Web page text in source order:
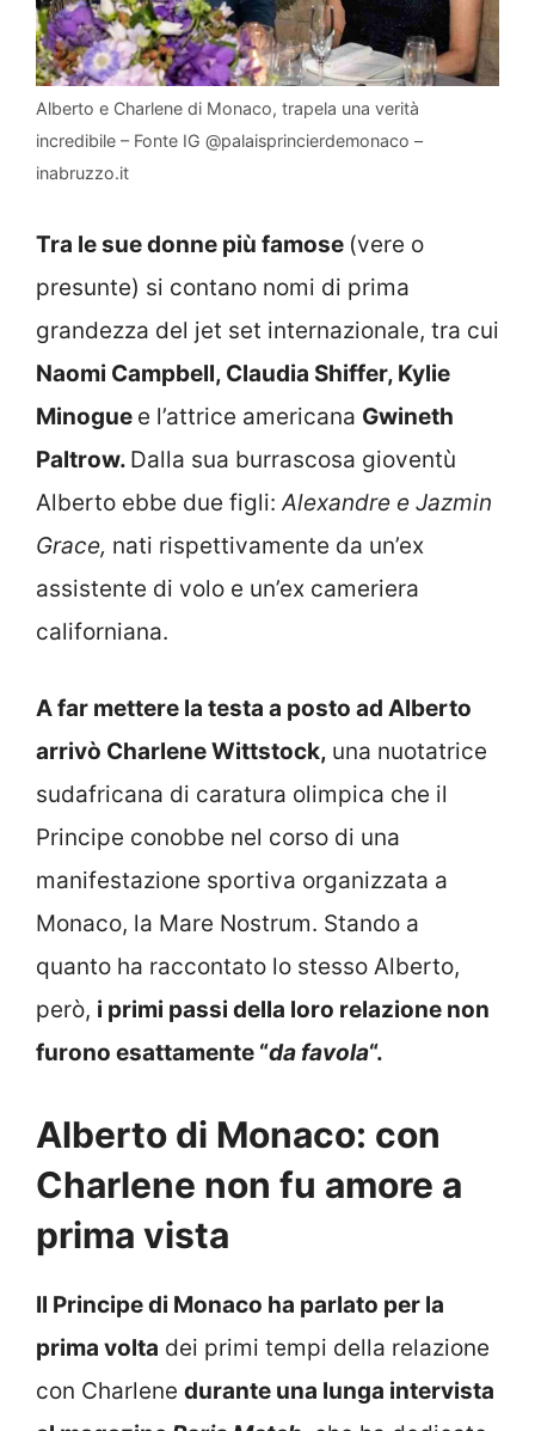
Alberto e Charlene di Monaco, trapela una verità
incredibile – Fonte IG @palaisprincierdemonaco –
inabruzzo.it
Tra le sue donne più famose (vere o
presunte) si contano nomi di prima
grandezza del jet set internazionale, tra cui
Naomi Campbell, Claudia Shiffer, Kylie
Minogue e l’attrice americana Gwineth
Paltrow. Dalla sua burrascosa gioventù
Alberto ebbe due figli:Alexandre e Jazmin
Grace, nati rispettivamente da un’ex
assistente di volo e un’ex cameriera
californiana.
A far mettere la testa a posto ad Alberto
arrivò Charlene Wittstock, una nuotatrice
sudafricana di caratura olimpica che il
Principe conobbe nel corso di una
manifestazione sportiva organizzata a
Monaco, la Mare Nostrum. Stando a
quanto ha raccontato lo stesso Alberto,
però, i primi passi della loro relazione non
furono esattamente “da favola“.
Alberto di Monaco: con
Charlene non fu amore a
prima vista
Il Principe di Monaco ha parlato per la
prima volta dei primi tempi della relazione
con Charlene durante una lunga intervista